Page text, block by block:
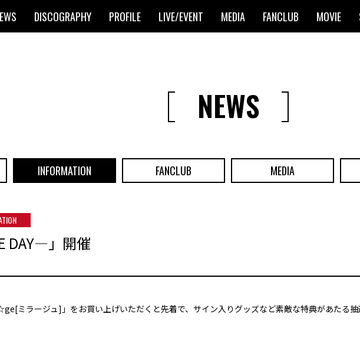
DISCOGRAPHY PROFILE LIVE/EVENT MEDIA FANCLUB MOVIE
NEWS
INFORMATION FANCLUB MEDIA
DAY―」開催
ミラージュ]」をお買い上げいただくと先着で、サイン入りグッズなど素敵な特典があたる抽